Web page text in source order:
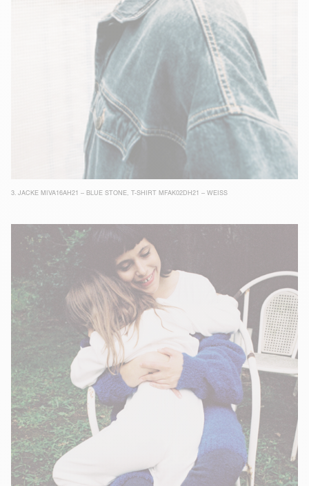
3. JACKE MIVA16AH21 – BLUE STONE, T-SHIRT MFAK02DH21 – WEISS